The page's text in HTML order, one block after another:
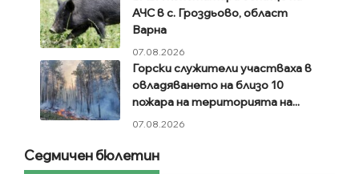
АЧС в с. Гроздьово, област
Варна
07.08.2026
Горски служители участваха в
овладяването на близо 10
пожара на територията на...
07.08.2026
Седмичен бюлетин